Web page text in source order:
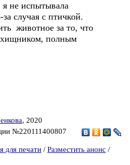
я не испытывала
случая с птичкой.
животное за то, что
хищником, полным
, 2020
№220111400807
для печати / Разместить анонс /